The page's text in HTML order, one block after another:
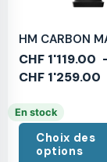
HM CARBON
CHF 1'119.00
CHF 1'259.00
En stock
Choix des
options